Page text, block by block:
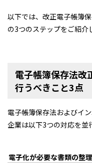
以下では、改正電子帳簿
の3つのステップをご紹介
電子帳簿保存法改
行うべきこと3点
電子帳簿保存法およびイ
企業は以下3つの対応を並
電子化が必要な書類の整理